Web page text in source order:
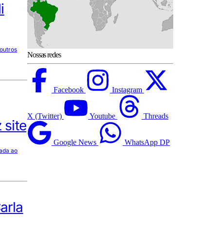
site
ao
Nossas redes
Facebook Instagram
X (Twitter) Youtube Threads
Google News WhatsApp DP